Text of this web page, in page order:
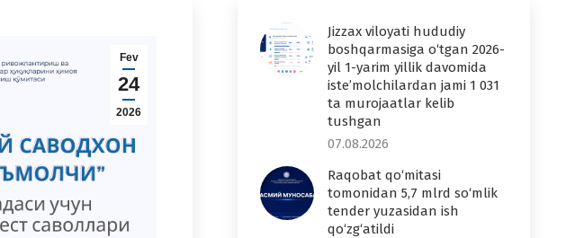
Fev
24
2026
Jizzax viloyati hududiy
boshqarmasiga o‘tgan 2026-
yil 1-yarim yillik davomida
iste’molchilardan jami 1 031
ta murojaatlar kelib
tushgan
07.08.2026
Raqobat qo‘mitasi
tomonidan 5,7 mlrd so‘mlik
tender yuzasidan ish
qo‘zg‘atildi